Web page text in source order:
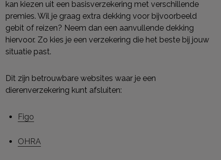
kan kiezen uit een basisverzekering met verschillende
premies. Wil je graag extra dekking voor bijvoorbeeld
gebit of reizen? Neem dan een aanvullende dekking
hiervoor. Zo kies je een verzekering die het beste bij jouw
situatie past.
Dit zijn betrouwbare websites waar je een
dierenverzekering kunt afsluiten:
Figo
OHRA